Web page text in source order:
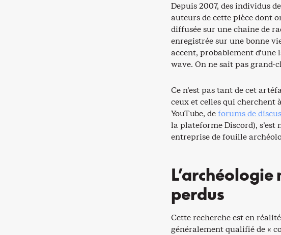
Depuis 2007, des individus
auteurs de cette pièce dont
diffusée sur une chaine de
enregistrée sur une bonne
accent, probablement
wave. On ne sait pas grand-
Ce n’est pas tant de cet
ceux et celles qui cherchent
YouTube, deforums de
la plateforme Discord),
entreprise de fouille
perdus
Cette recherche est en
généralement qualifié de «